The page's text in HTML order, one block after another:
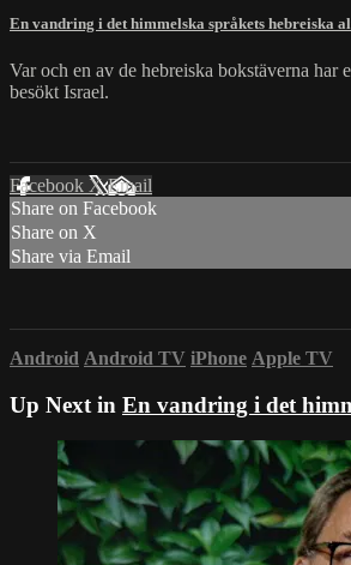
En vandring i det himmelska språkets hebreiska
Var och en av de hebreiska bokstäverna
besökt Israel.
Facebook XEmail
Share on Facebook
Share on X
Share via Email
Android Android TV iPhone Apple TV
Up Next in En vandring i det